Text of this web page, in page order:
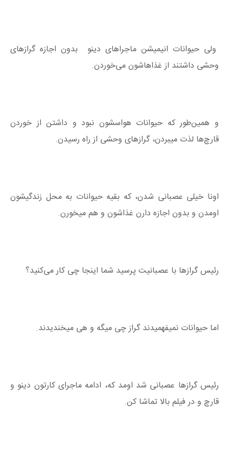
ولی حیوانات انیمیشن ماجراهای دینو بدون اجازه گرازهای
وحشی داشتند از غذاهاشون می‌خوردن.
و همین‌طور که حیوانات هواسشون نبود و داشتن از خوردن
قارچ‌ها لذت میبردن، گرازهای وحشی از راه رسیدن.
اونا خیلی عصبانی شدن، که بقیه حیوانات به محل زندگیشون
اومدن و بدون اجازه دارن غذاشون و هم میخورن.
رئیس گرازها با عصبانیت پرسید شما اینجا چی کار می‌کنید؟
اما حیوانات نمیفهمیدند گراز چی میگه و هی میخندیدند.
رئیس گرازها عصبانی شد اومد که، ادامه ماجرای کارتون دینو و
قارچ و در فیلم بالا تماشا کن.